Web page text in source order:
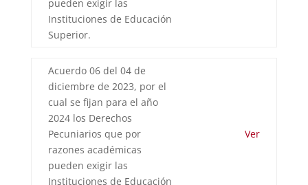
pueden exigir las
Instituciones de Educación
Superior.
Acuerdo 06 del 04 de
diciembre de 2023, por el
cual se fijan para el año
2024 los Derechos
Pecuniarios que por
razones académicas
pueden exigir las
Instituciones de Educación
Ver